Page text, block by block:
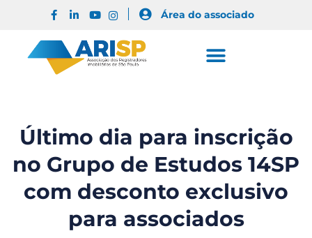
Área do associado
Último dia para inscrição
no Grupo de Estudos 14SP
com desconto exclusivo
para associados